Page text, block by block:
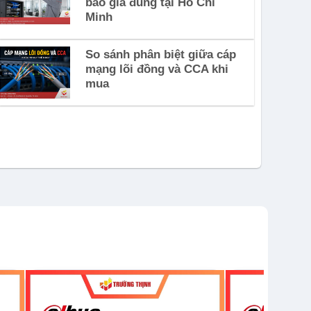
Minh
So sánh phân biệt giữa cáp
mạng lõi đồng và CCA khi
mua